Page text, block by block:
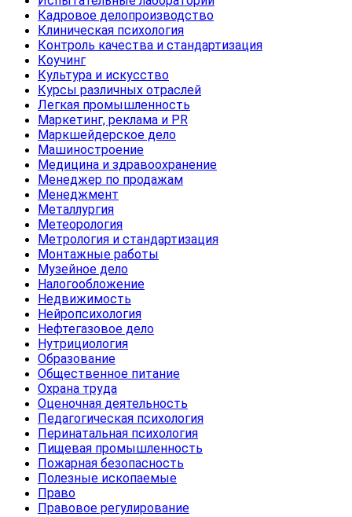
Кадровое делопроизводство
Клиническая психология
Контроль качества и стандартизация
Коучинг
Культура и искусство
Курсы различных отраслей
Легкая промышленность
Маркетинг, реклама и PR
Маркшейдерское дело
Машиностроение
Медицина и здравоохранение
Менеджер по продажам
Менеджмент
Металлургия
Метеорология
Метрология и стандартизация
Монтажные работы
Музейное дело
Налогообложение
Недвижимость
Нейропсихология
Нефтегазовое дело
Нутрициология
Образование
Общественное питание
Охрана труда
Оценочная деятельность
Педагогическая психология
Перинатальная психология
Пищевая промышленность
Пожарная безопасность
Полезные ископаемые
Право
Правовое регулирование